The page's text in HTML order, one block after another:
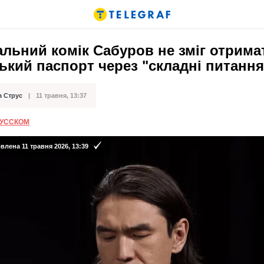
комік Сабуров не зміг
паспорт через "складні
Струс 11 травня, 13:37
11 травня 2026, 13:39